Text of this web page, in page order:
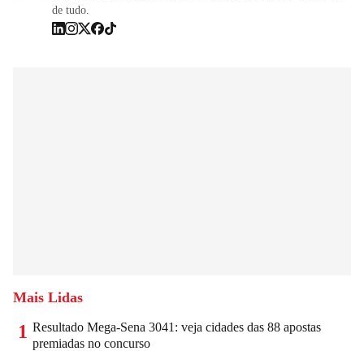
de tudo.
Mais Lidas
1 Resultado Mega-Sena 3041: veja cidades das 88 apostas
premiadas no concurso